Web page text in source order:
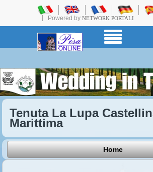
Powered by NETWORK PORTALI
Tenuta La Lupa
Marittima
Home